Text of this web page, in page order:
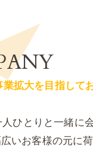
拡大を目指して
ひとりと一緒に
お客様の元に